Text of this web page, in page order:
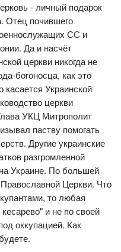
- личный подарок
Отец почившего
СС и
Да и насчёт
церкви никогда не
богоносца, как это
Украинской
церкви
УКЦ Митрополит
паству помогать
Другие украинские
разгромленной
Украине. По большей
Церкви. Что
то любая
и не по своей
оккупацией. Как